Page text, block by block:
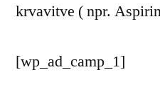
krvavitve ( npr.
[wp_ad_camp_1]